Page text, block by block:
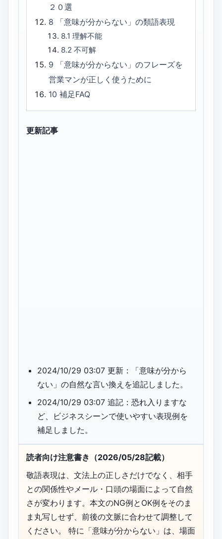
２０選
8
「意味が分からない」の類語表現
8.1 理解不能
8.2 不可解
9
「意味が分からない」のフレーズを
営業マンが正しく使うために
10補足FAQ
更新記事
2024/10/29 03:07 更新：「意味が分から
ない」の自然な言い換えを追記しました。
2024/10/29 03:07 追記：恐れ入りますな
ど、ビジネスシーンで使いやすい表現例を
補足しました。
読者向け注意書き（2026/05/28記載）
敬語表現は、文法上の正しさだけでなく、相手
との関係性やメール・口頭の場面によって自然
さが変わります。本文のNG例とOK例をそのま
ま丸写しせず、前後の文脈に合わせて調整して
ください。 特に「意味が分からない」は、場面